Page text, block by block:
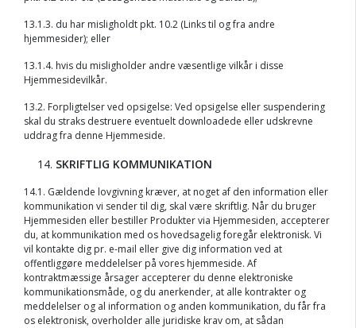
13.1.3. du har misligholdt pkt. 10.2 (Links til og fra andre
hjemmesider); eller
13.1.4. hvis du misligholder andre væsentlige vilkår i disse
Hjemmesidevilkår.
13.2. Forpligtelser ved opsigelse: Ved opsigelse eller suspendering
skal du straks destruere eventuelt downloadede eller udskrevne
uddrag fra denne Hjemmeside.
SKRIFTLIG KOMMUNIKATION
14.1. Gældende lovgivning kræver, at noget af den information eller
kommunikation vi sender til dig, skal være skriftlig. Når du bruger
Hjemmesiden eller bestiller Produkter via Hjemmesiden, accepterer
du, at kommunikation med os hovedsagelig foregår elektronisk. Vi
vil kontakte dig pr. e-mail eller give dig information ved at
offentliggøre meddelelser på vores hjemmeside. Af
kontraktmæssige årsager accepterer du denne elektroniske
kommunikationsmåde, og du anerkender, at alle kontrakter og
meddelelser og al information og anden kommunikation, du får fra
os elektronisk, overholder alle juridiske krav om, at sådan